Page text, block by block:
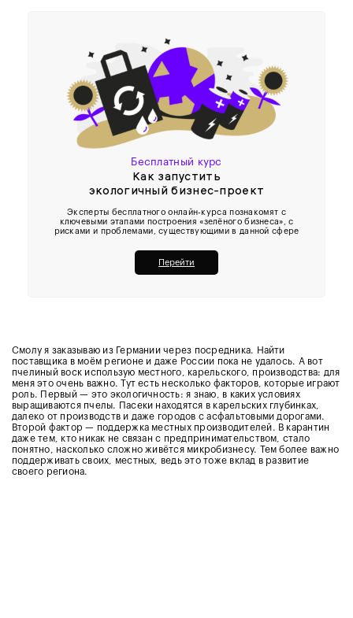
Бесплатный курс
Как запустить
экологичный бизнес-проект
Эксперты бесплатного онлайн-курса познакомят с
ключевыми этапами построения «зелёного бизнеса», с
рисками и проблемами, существующими в данной сфере
Перейти
Смолу я заказываю из Германии через посредника. Найти
поставщика в моём регионе и даже России пока не удалось. А вот
пчелиный воск использую местного, карельского, производства: для
меня это очень важно. Тут есть несколько факторов, которые играют
роль. Первый— это экологичность: я знаю, в каких условиях
выращиваются пчелы. Пасеки находятся в карельских глубинках,
далеко от производств и даже городов с асфальтовыми дорогами.
Второй фактор— поддержка местных производителей. В карантин
даже тем, кто никак не связан с предпринимательством, стало
понятно, насколько сложно живётся микробизнесу. Тем более важно
поддерживать своих, местных, ведь это тоже вклад в развитие
своего региона.